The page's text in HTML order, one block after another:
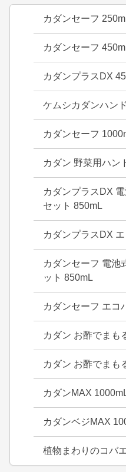
カダンセーフ
カダンセーフ
カダンプラスDX
ケムシカダンハン
カダンセーフ
カダン 野菜用ハン
カダンプラスDX
セット 850mL
カダンプラスDX
カダンセーフ 電池
ット 850mL
カダンセーフ エコ
カダン お酢でまも
カダン お酢でまも
カダンMAX
カダンベジMAX
植物まわりのコバ